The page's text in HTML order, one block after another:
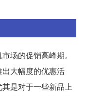
场的促销高峰期。
大幅度的优惠活
是对于一些新品上